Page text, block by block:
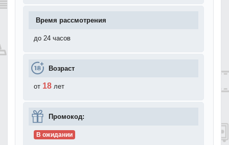
Время рассмотрения
до 24 часов
Возраст
от 18 лет
Промокод:
В ожидании